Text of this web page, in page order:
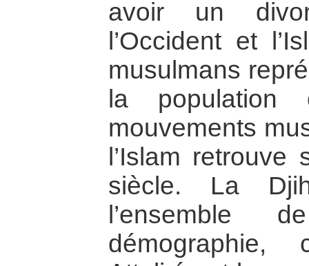
avoir un
l’Occident et
musulmans
la population
mouvements
l’Islam
siècle. La
démographie,